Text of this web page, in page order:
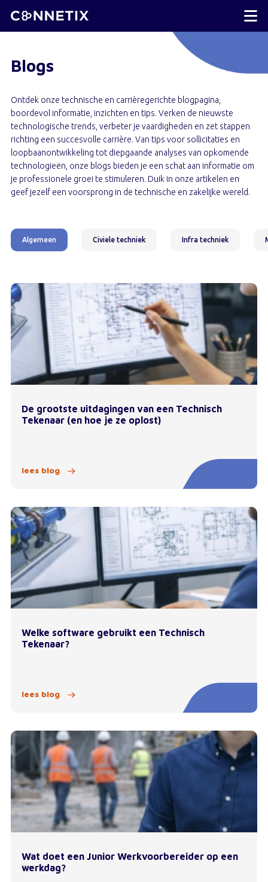
Blogs
Ontdek onze technische en carrièregerichte blogpagina,
boordevol informatie, inzichten en tips. Verken de nieuwste
technologische trends, verbeter je vaardigheden en zet stappen
richting een succesvolle carrière. Van tips voor sollicitaties en
loopbaanontwikkeling tot diepgaande analyses van opkomende
technologieën, onze blogs bieden je een schat aan informatie om
je professionele groei te stimuleren. Duik in onze artikelen en
geef jezelf een voorsprong in de technische en zakelijke wereld.
Algemeen Civiele techniek Infra techniek
De grootste uitdagingen van een Technisch
Tekenaar (en hoe je ze oplost)
lees blog
Welke software gebruikt een Technisch
Tekenaar?
lees blog
Wat doet een Junior Werkvoorbereider op een
werkdag?